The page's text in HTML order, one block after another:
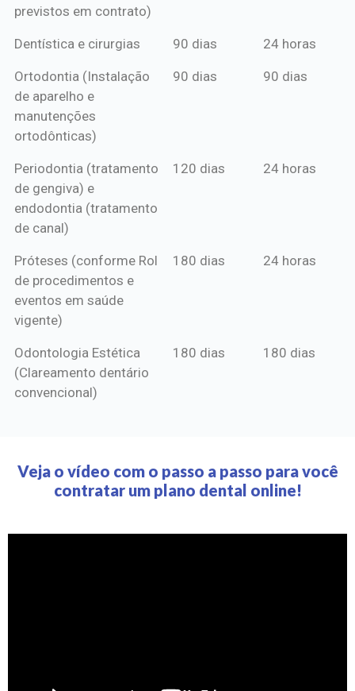
previstos em contrato)
Dentística e cirurgias 90 dias 24 horas
Ortodontia (Instalação
de aparelho e
manutenções
ortodônticas)
90 dias 90 dias
Periodontia (tratamento
de gengiva) e
endodontia (tratamento
de canal)
120 dias 24 horas
Próteses (conforme Rol
de procedimentos e
eventos em saúde
vigente)
180 dias 24 horas
Odontologia Estética
(Clareamento dentário
convencional)
180 dias 180 dias
Veja o vídeo com o passo a passo para você
contratar um plano dental online!